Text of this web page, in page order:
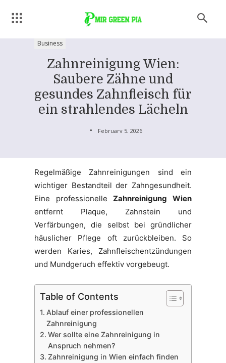
Business
Zahnreinigung Wien:
Saubere Zähne und
gesundes Zahnfleisch für
ein strahlendes Lächeln
February 5, 2026
Regelmäßige Zahnreinigungen sind ein
wichtiger Bestandteil der Zahngesundheit.
Eine professionelleZahnreinigung Wien
entfernt Plaque, Zahnstein und
Verfärbungen, die selbst bei gründlicher
häuslicher Pflege oft zurückbleiben. So
werden Karies, Zahnfleischentzündungen
und Mundgeruch effektiv vorgebeugt.
Table of Contents
Ablauf einer professionellen
Zahnreinigung
Wer sollte eine Zahnreinigung in
Anspruch nehmen?
Zahnreinigung in Wien einfach finden